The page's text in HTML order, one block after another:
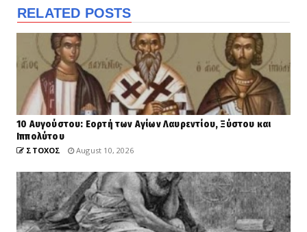
RELATED POSTS
10 Αυγούστου: Εορτή των Αγίων Λαυρεντίου, Ξύστου και
Ιππολύτου
ΣΤΟΧΟΣ August 10, 2026